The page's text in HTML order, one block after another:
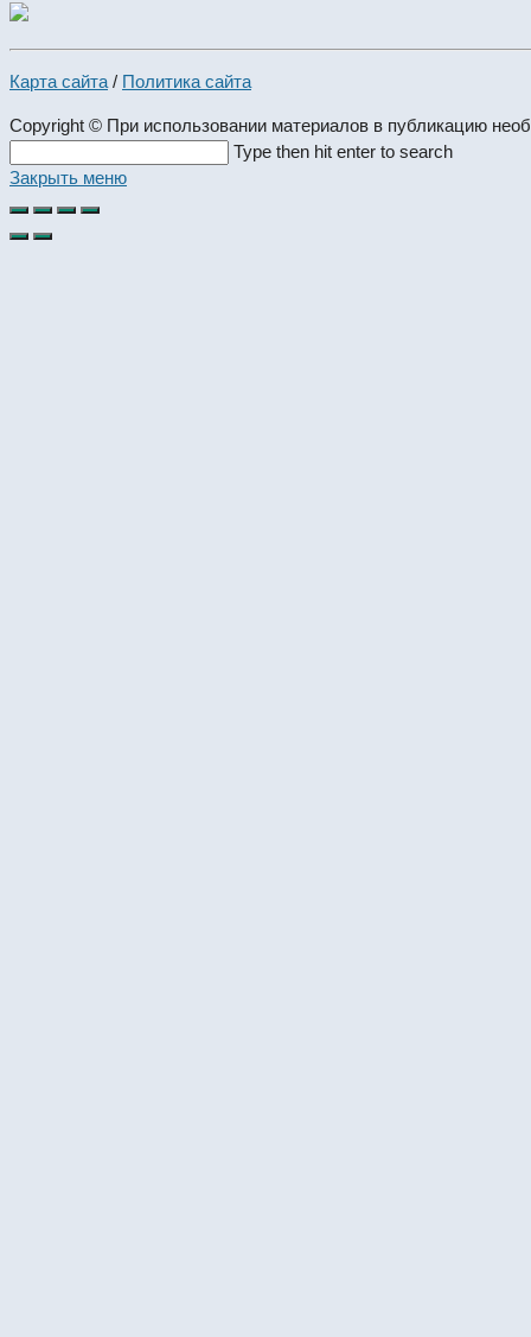
Карта сайта / Политика сайта
Copyright © При использовании материалов в публикацию
this
website
Type then hit enter to search
Закрыть меню